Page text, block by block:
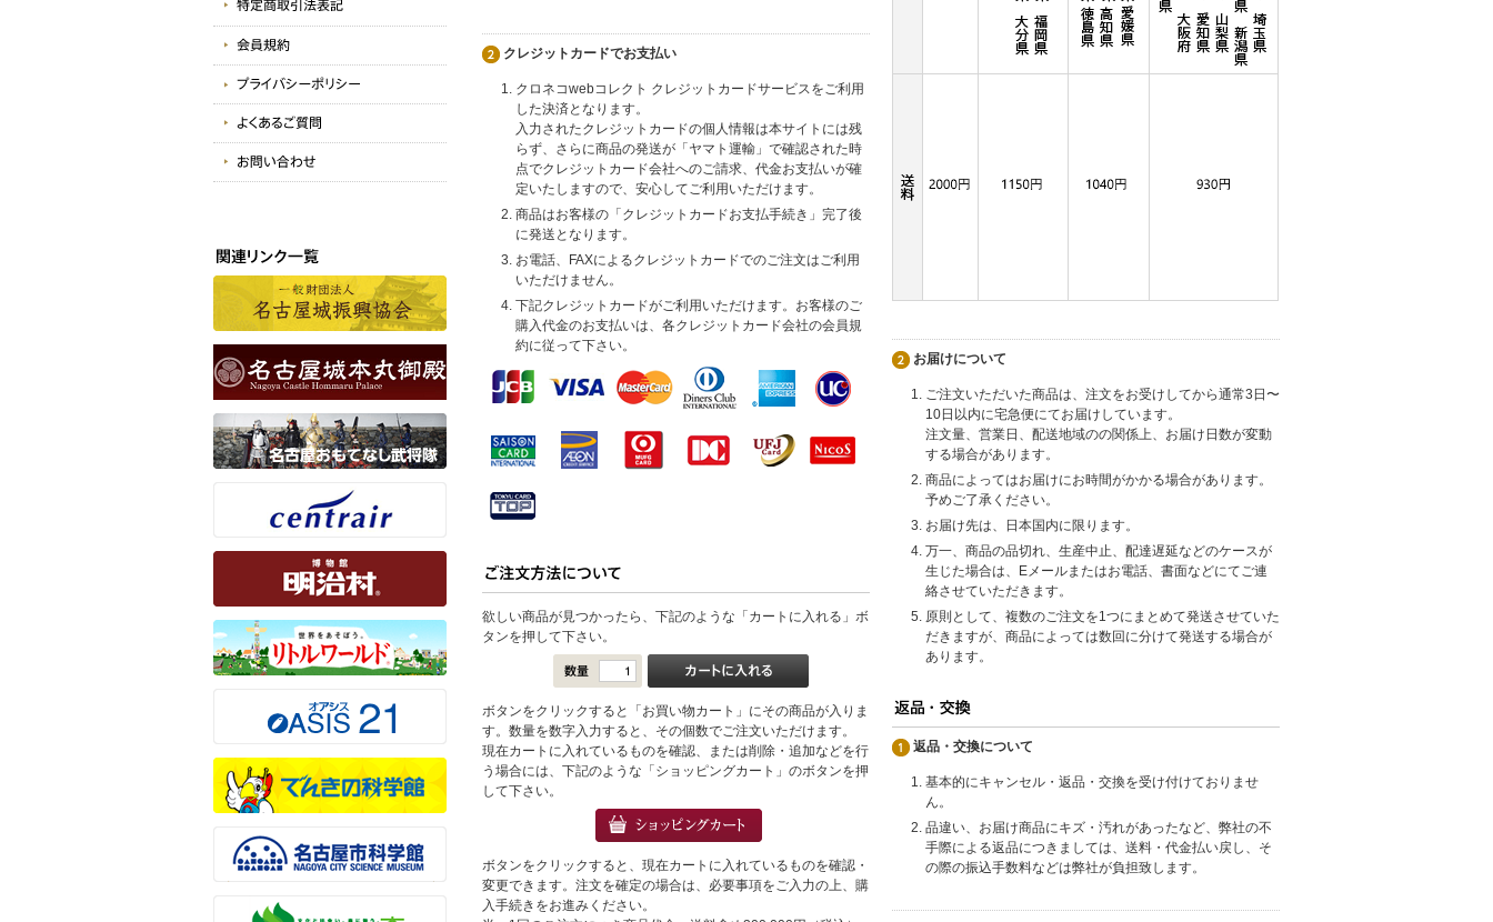
クレジットカードでお支払い
クロネコwebコレクト クレジットカードサービスをご利用
した決済となります。
入力されたクレジットカードの個人情報は本サイトには残
らず、さらに商品の発送が「ヤマト運輸」で確認された時
点でクレジットカード会社へのご請求、代金お支払いが確
定いたしますので、安心してご利用いただけます。
商品はお客様の「クレジットカードお支払手続き」完了後
に発送となります。
お電話、FAXによるクレジットカードでのご注文はご利用
いただけません。
下記クレジットカードがご利用いただけます。お客様のご
購入代金のお支払いは、各クレジットカード会社の会員規
約に従って下さい。
欲しい商品が見つかったら、下記のような「カートに入れる」ボ
タンを押して下さい。
ボタンをクリックすると「お買い物カート」にその商品が入りま
す。数量を数字入力すると、その個数でご注文いただけます。
現在カートに入れているものを確認、または削除・追加などを行
う場合には、下記のような「ショッピングカート」のボタンを押
して下さい。
ボタンをクリックすると、現在カートに入れているものを確認・
変更できます。注文を確定の場合は、必要事項をご入力の上、購
入手続きをお進みください。
お届けについて
ご注文いただいた商品は、注文をお受けしてから通常3日〜
10日以内に宅急便にてお届けしています。
注文量、営業日、配送地域のの関係上、お届け日数が変動
する場合があります。
商品によってはお届けにお時間がかかる場合があります。
予めご了承ください。
お届け先は、日本国内に限ります。
万一、商品の品切れ、生産中止、配達遅延などのケースが
生じた場合は、Eメールまたはお電話、書面などにてご連
絡させていただきます。
原則として、複数のご注文を1つにまとめて発送させていた
だきますが、商品によっては数回に分けて発送する場合が
あります。
返品・交換について
基本的にキャンセル・返品・交換を受け付けておりませ
ん。
品違い、お届け商品にキズ・汚れがあったなど、弊社の不
手際による返品につきましては、送料・代金払い戻し、そ
の際の振込手数料などは弊社が負担致します。